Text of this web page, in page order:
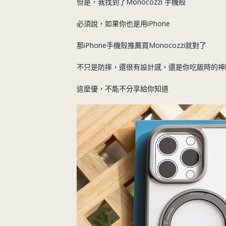
必須說，如果你也是用iPhone
那iPhone手機殼推薦買Monocozzi就對了
不只是防摔，還很有設計感，還是你吃飯時的
這麼優，不能不分享給你知道